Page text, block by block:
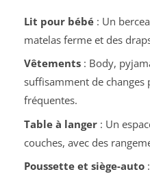
Lit pour bébé: Un
matelas ferme et des
Vêtements: Body,
suffisamment de changes
fréquentes.
Table à langer: Un
couches, avec des
Poussette et siège-auto: